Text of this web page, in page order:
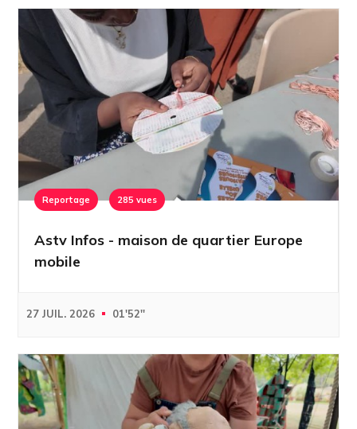
Reportage 285 vues
Astv Infos - maison de quartier Europe
mobile
27 JUIL. 2026 01'52''